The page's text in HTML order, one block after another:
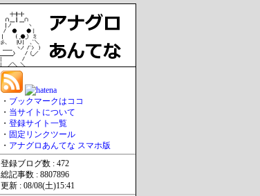
・ ブックマークはココ
・ 当サイトについて
・ 登録サイト一覧
・ 固定リンクツール
・ アナグロあんてな スマホ版
登録ブログ数 : 472
総記事数 : 8807896
更新 : 08/08(土)15:41